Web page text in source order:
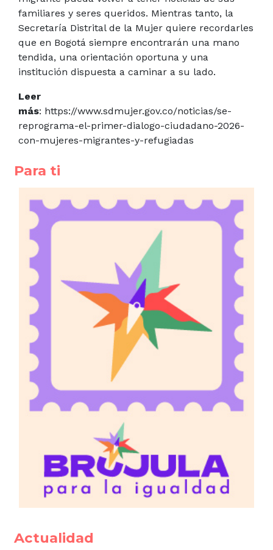
familiares y seres queridos. Mientras tanto, la
Secretaría Distrital de la Mujer quiere recordarles
que en Bogotá siempre encontrarán una mano
tendida, una orientación oportuna y una
institución dispuesta a caminar a su lado.
Leer
más: https://www.sdmujer.gov.co/noticias/se-
reprograma-el-primer-dialogo-ciudadano-2026-
con-mujeres-migrantes-y-refugiadas
Para ti
Actualidad